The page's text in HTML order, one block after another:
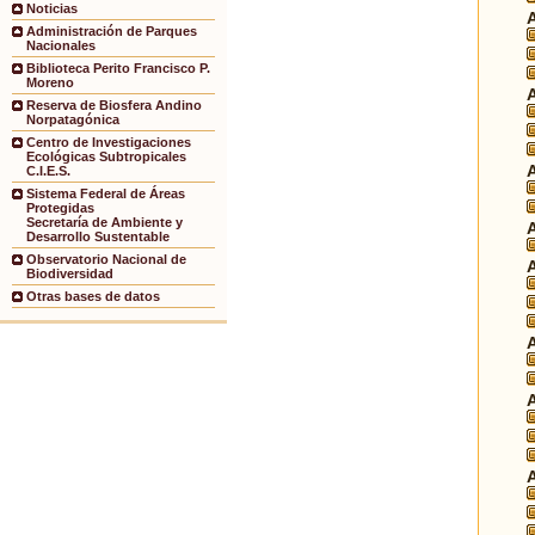
Noticias
Administración de Parques
Nacionales
Biblioteca Perito Francisco P.
Moreno
Reserva de Biosfera Andino
Norpatagónica
Centro de Investigaciones
Ecológicas Subtropicales
C.I.E.S.
Sistema Federal de Áreas
Protegidas
Secretaría de Ambiente y
Desarrollo Sustentable
Observatorio Nacional de
Biodiversidad
Otras bases de datos